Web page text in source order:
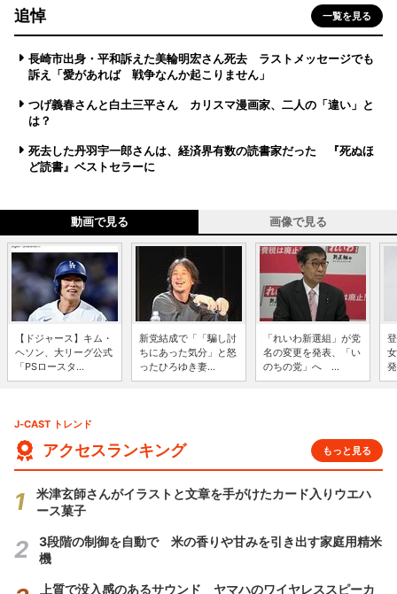
追悼 一覧を見る
長崎市出身・平和訴えた美輪明宏さん死去 ラストメッセージでも
訴え「愛があれば 戦争なんか起こりません」
つげ義春さんと白土三平さん カリスマ漫画家、二人の「違い」と
は？
死去した丹羽宇一郎さんは、経済界有数の読書家だった 『死ぬほ
ど読書』ベストセラーに
動画で見る 画像で見る
【ドジャース】キム・
ヘソン、大リーグ公式
「PSロースタ...
新党結成で「「騙し討
ちにあった気分」と怒
ったひろゆき妻...
「れいわ新選組」が党
名の変更を発表、「い
のちの党」へ ...
J-CAST トレンド
アクセスランキング もっと見る
米津玄師さんがイラストと文章を手がけたカード入りウエハ
ース菓子
3段階の制御を自動で 米の香りや甘みを引き出す家庭用精米
機
上質で没入感のあるサウンド ヤマハのワイヤレススピーカ